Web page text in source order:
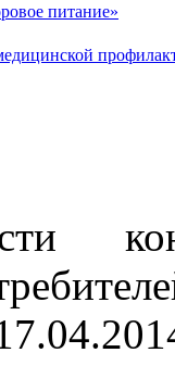
питание»
медицинской